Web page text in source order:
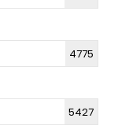
4775
5427